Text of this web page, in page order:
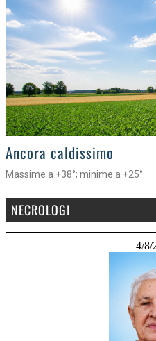
>
Ancora caldissimo
Massime a +38°; minime a +25°
NECROLOGI
4/8/